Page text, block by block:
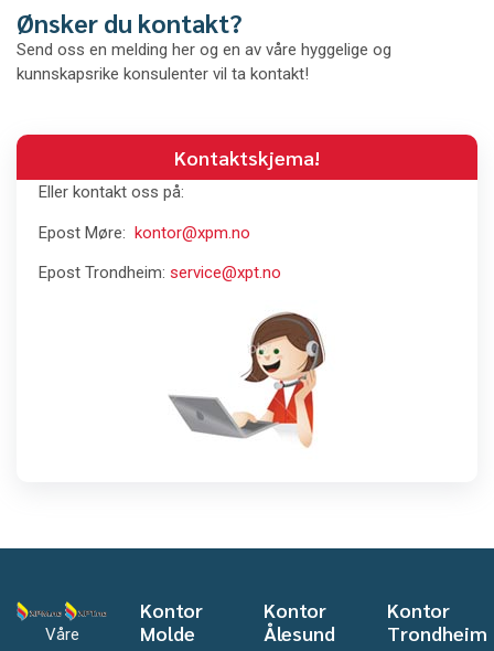
Ønsker du kontakt?
Send oss en melding her og en av våre hyggelige og
kunnskapsrike konsulenter vil ta kontakt!
Kontaktskjema!
Eller kontakt oss på:
Epost Møre: kontor@xpm.no
Epost Trondheim: service@xpt.no
Våre
Kontor
Molde
Kontor
Ålesund
Kontor
Trondheim